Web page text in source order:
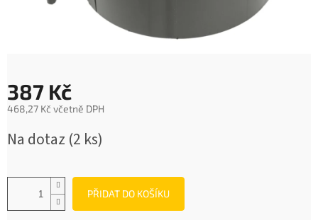
387 Kč
468,27 Kč včetně DPH
cena:
Na dotaz (2 ks)
PŘIDAT DO KOŠÍKU